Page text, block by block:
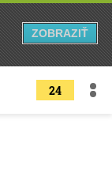
24
ZOBRAZIŤ